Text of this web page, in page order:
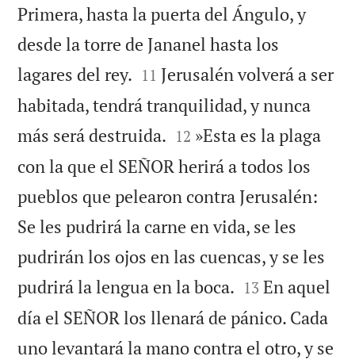
Primera, hasta la puerta del Ángulo, y
desde la torre de Jananel hasta los
lagares del rey. 

11 Jerusalén volverá a ser
habitada, tendrá tranquilidad, y nunca
más será destruida. 

12 »Esta es la plaga
con la que el SEÑOR herirá a todos los
pueblos que pelearon contra Jerusalén:
Se les pudrirá la carne en vida, se les
pudrirán los ojos en las cuencas, y se les
pudrirá la lengua en la boca. 

13 En aquel
día el SEÑOR los llenará de pánico. Cada
uno levantará la mano contra el otro, y se